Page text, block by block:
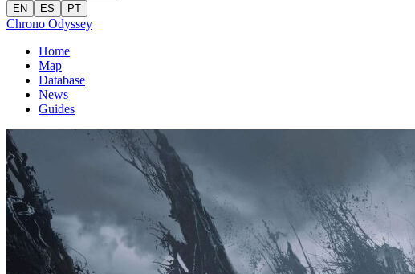
EN
ES PT
Chrono Odyssey
Home
Map
Database
News
Guides